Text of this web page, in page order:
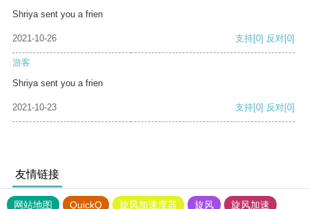
Shriya sent you a frien
2021-10-26 支持[0] 反对[0]
游客
Shriya sent you a frien
2021-10-23 支持[0] 反对[0]
友情链接
网站地图 QuickQ 旋风加速度器 旋风 旋风加速